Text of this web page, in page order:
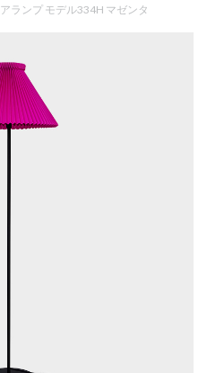
ランプ モデル334H マゼンタ